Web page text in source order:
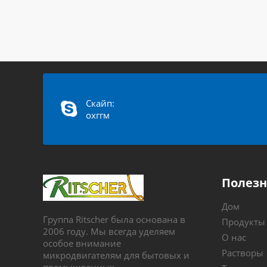
Скайп:
охггм
Группа Ritscher была основана в
2006 году. Мы всегда уделяем
особое внимание
микродвигателям для бытовых и
Дом
Продукты
О нас
Растворы